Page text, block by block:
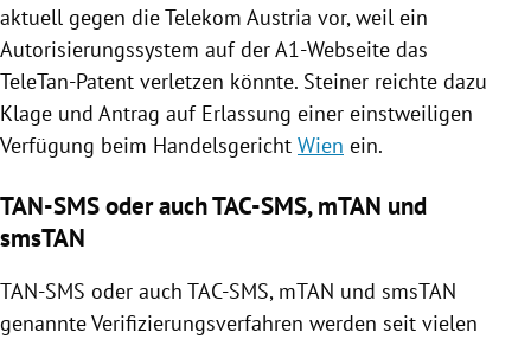
aktuell gegen dieTelekom Austria vor, weil ein
Autorisierungssystem auf der A1-Webseite das
TeleTan-Patent verletzen könnte. Steiner reichte dazu
Klage und Antrag auf Erlassung einer einstweiligen
Verfügung beim Handelsgericht Wien ein.
TAN-SMS oder auch TAC-SMS, mTAN und
smsTAN
TAN-SMS oder auch TAC-SMS, mTAN und smsTAN
genannte Verifizierungsverfahren werden seit vielen